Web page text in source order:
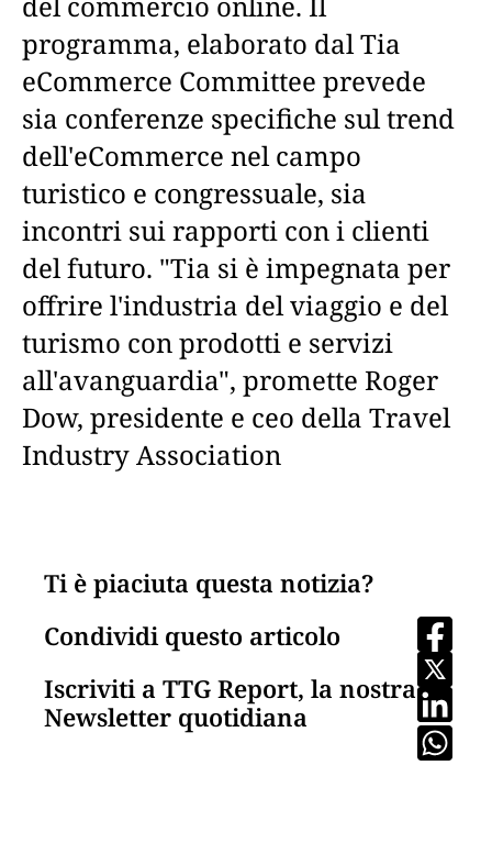
programma, elaborato dal Tia
eCommerce Committee prevede
sia conferenze specifiche sul trend
dell'eCommerce nel campo
turistico e congressuale, sia
incontri sui rapporti con i clienti
del futuro. "Tia si è impegnata per
offrire l'industria del viaggio e del
turismo con prodotti e servizi
all'avanguardia", promette Roger
Dow, presidente e ceo della Travel
Industry Association
Ti è piaciuta questa notizia?
Condividi questo articolo
Iscriviti a TTG Report, la nostra
Newsletter quotidiana